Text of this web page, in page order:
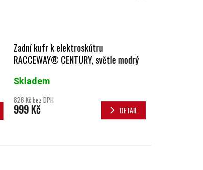
Zadní kufr k elektroskútru
RACCEWAY® CENTURY, světle modrý
Skladem
826 Kč bez DPH
999 Kč DETAIL